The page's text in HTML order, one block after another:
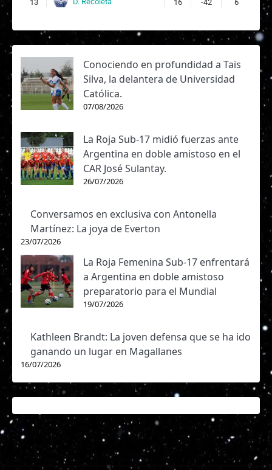
13 16 -42 6
Conociendo en profundidad a Tais
Silva, la delantera de Universidad
Católica.
07/08/2026
La Roja Sub-17 midió fuerzas ante
Argentina en doble amistoso en el
CAR José Sulantay.
26/07/2026
Conversamos en exclusiva con Antonella
Martínez: La joya de Everton
23/07/2026
La Roja Femenina Sub-17 enfrentará
a Argentina en doble amistoso
preparatorio para el Mundial
19/07/2026
Kathleen Brandt: La joven defensa que se ha ido
ganando un lugar en Magallanes
16/07/2026